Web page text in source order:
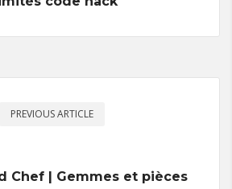
PREVIOUS ARTICLE
Chef | Gemmes et pièces